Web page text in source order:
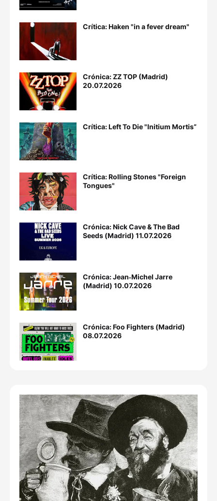
Crítica: Haken "in a fever dream"
Crónica: ZZ TOP (Madrid)
20.07.2026
Crítica: Left To Die "Initium Mortis”
Crítica: Rolling Stones "Foreign
Tongues"
Crónica: Nick Cave & The Bad
Seeds (Madrid) 11.07.2026
Crónica: Jean‐Michel Jarre
(Madrid) 10.07.2026
Crónica: Foo Fighters (Madrid)
08.07.2026